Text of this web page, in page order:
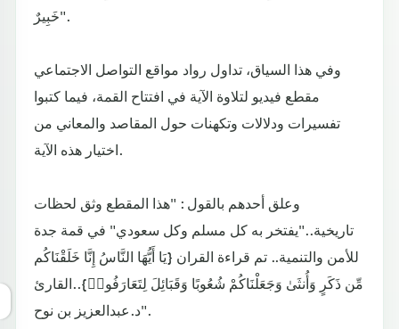
خَبِيرٌ".
وفي هذا السياق، تداول رواد مواقع التواصل الاجتماعي
مقطع فيديو لتلاوة الآية في افتتاح القمة، فيما كتبوا
تفسيرات ودلالات وتكهنات حول المقاصد والمعاني من
اختيار هذه الآية.
وعلق أحدهم بالقول : "هذا المقطع وثق لحظات
تاريخية.."يفتخر به كل مسلم وكل سعودي" في قمة جدة
للأمن والتنمية.. تم قراءة القران {يَا أَيُّهَا النَّاسُ إِنَّا خَلَقْنَاكُم
مِّن ذَكَرٍ وَأُنثَىٰ وَجَعَلْنَاكُمْ شُعُوبًا وَقَبَائِلَ لِتَعَارَفُواۚ}..القارئ
د.عبدالعزيز بن نوح".